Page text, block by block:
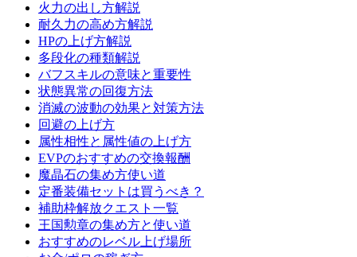
火力の出し方解説
耐久力の高め方解説
HPの上げ方解説
多段化の種類解説
バフスキルの意味と重要性
状態異常の回復方法
消滅の波動の効果と対策方法
回避の上げ方
属性相性と属性値の上げ方
EVPのおすすめの交換報酬
魔晶石の集め方使い道
定番装備セットは買うべき？
補助枠解放クエスト一覧
王国勲章の集め方と使い道
おすすめのレベル上げ場所